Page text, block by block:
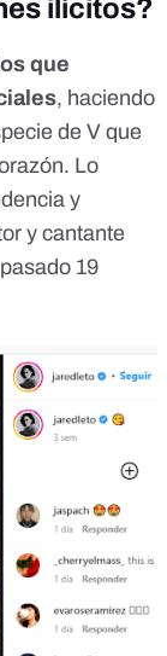
ilícitos?
que
, haciendo
de V que
Lo
y
y cantante
19